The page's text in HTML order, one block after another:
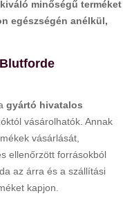
minőségű terméket
egészségén anélkül,
gyártó hivatalos
vásárolhatók. Annak
vásárlását,
ellenőrzött forrásokból
az árra és a szállítási
kapjon.